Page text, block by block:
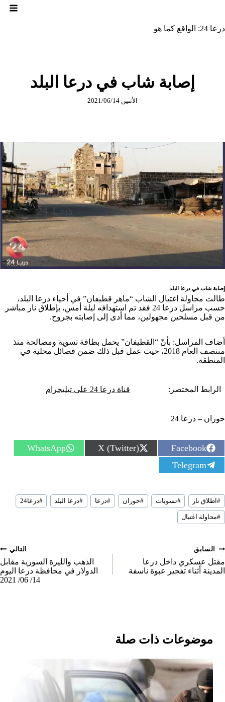
درعا 24: الواقع كما هو
إصابة شاب في درعا البلد
الأثنين 2021/06/14
إصابة شاب في درعا البلد
طالت محاولة اغتيال الشاب “ماهر قطيفان” في أحياء درعا البلد،
حسب مراسل درعا 24 فقد تم استهدافه ليلة أمس، بإطلاق نار مباشر
من قبل مسلحين مجهولين، مما أدى إلى إصابته بجروح.
أضاف المراسل: بأنّ “القطيفان” يحمل بطاقة تسوية ومصالحة منذ
منتصف العام 2018، حيث عمل قبل ذلك ضمن فصائل محلية في
المنطقة.
الرابط المختصر: قناة درعا 24 على تيليجرام
حوران – درعا 24
S
h
a
r
o
n
Facebook
S
h
o
n
X (Twitter)
S
h
o
n
WhatsApp
S
h
r
e
o
n
Telegram
وسوم
المقال:
#اطلاق نار #تسويات #حوران #درعا #درعا البلد #درعا24
#محاولة اغتيال
تصفّح
المقالات
السابق
مقتل عسكري داخل درعا
المدينة أثناء تفجير عبوة ناسفة
التالي
الذهب والليرة السورية مقابل
الدولار في محافظة درعا اليوم
14/ 06/ 2021
موضوعات ذات صلة